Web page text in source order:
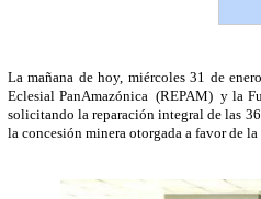
La mañana de hoy, miércoles 31 de
Eclesial PanAmazónica (REPAM) y la
solicitando la reparación integral de las
la concesión minera otorgada a favor de